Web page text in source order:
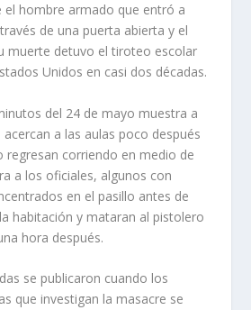
el hombre armado que entró a
de una puerta abierta y el
muerte detuvo el tiroteo escolar
Unidos en casi dos décadas.
del 24 de mayo muestra a
a las aulas poco después
regresan corriendo en medio de
a los oficiales, algunos con
en el pasillo antes de
habitación y mataran al pistolero
hora después.
se publicaron cuando los
que investigan la masacre se